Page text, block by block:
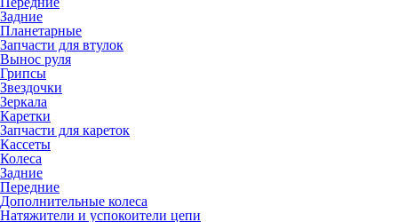
Задние
Планетарные
Запчасти для втулок
Вынос руля
Грипсы
Звездочки
Зеркала
Каретки
Запчасти для кареток
Кассеты
Колеса
Задние
Передние
Дополнительные колеса
Натяжители и успокоители цепи